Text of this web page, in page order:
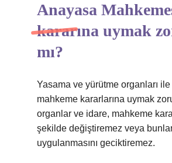
Anayasa
kararına uymak
mı?
Yasama ve yürütme organları
mahkeme kararlarına uymak
organlar ve idare, mahkeme
şekilde değiştiremez veya
uygulanmasını geciktiremez.